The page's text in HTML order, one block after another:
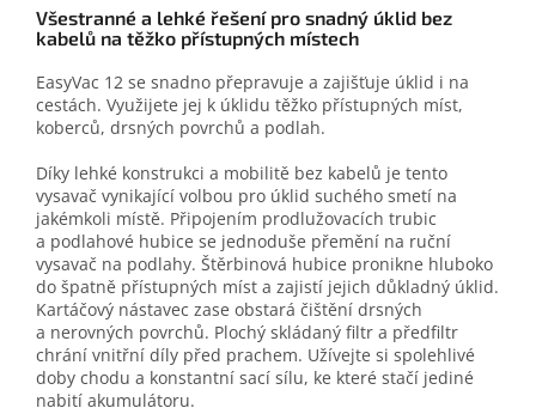
Všestranné a lehké řešení pro snadný úklid bez
kabelů na těžko přístupných místech
EasyVac 12 se snadno přepravuje a zajišťuje úklid i na
cestách. Využijete jej k úklidu těžko přístupných míst,
koberců, drsných povrchů a podlah.
Díky lehké konstrukci a mobilitě bez kabelů je tento
vysavač vynikající volbou pro úklid suchého smetí na
jakémkoli místě. Připojením prodlužovacích trubic
a podlahové hubice se jednoduše přemění na ruční
vysavač na podlahy. Štěrbinová hubice pronikne hluboko
do špatně přístupných míst a zajistí jejich důkladný úklid.
Kartáčový nástavec zase obstará čištění drsných
a nerovných povrchů. Plochý skládaný filtr a předfiltr
chrání vnitřní díly před prachem. Užívejte si spolehlivé
doby chodu a konstantní sací sílu, ke které stačí jediné
nabití akumulátoru.